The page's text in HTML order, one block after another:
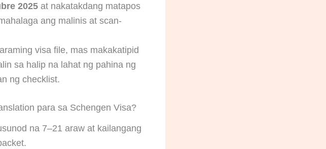
2025 at nakatakdang matapos
ang malinis at scan-
visa file, mas makakatipid
sa halip na lahat ng pahina ng
ng checklist.
para sa Schengen Visa?
na 7–21 araw at kailangang